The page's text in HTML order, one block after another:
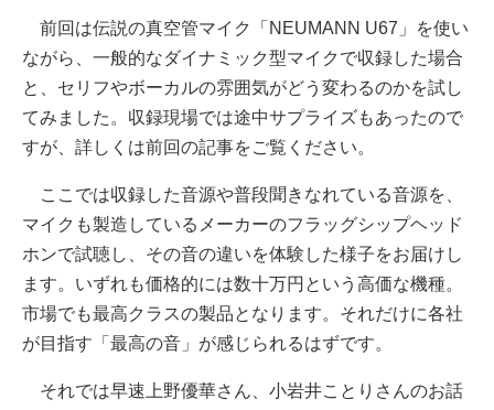
前回は伝説の真空管マイク「NEUMANN U67」を使い
ながら、一般的なダイナミック型マイクで収録した場合
と、セリフやボーカルの雰囲気がどう変わるのかを試し
てみました。収録現場では途中サプライズもあったので
すが、詳しくは前回の記事をご覧ください。
ここでは収録した音源や普段聞きなれている音源を、
マイクも製造しているメーカーのフラッグシップヘッド
ホンで試聴し、その音の違いを体験した様子をお届けし
ます。いずれも価格的には数十万円という高価な機種。
市場でも最高クラスの製品となります。それだけに各社
が目指す「最高の音」が感じられるはずです。
それでは早速上野優華さん、小岩井ことりさんのお話